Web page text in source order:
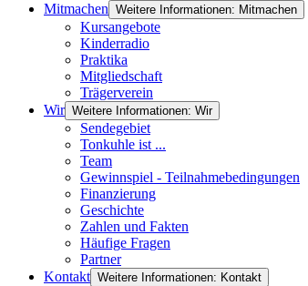
Mitmachen Weitere Informationen: Mitmachen
Kursangebote
Kinderradio
Praktika
Mitgliedschaft
Trägerverein
Wir Weitere Informationen: Wir
Sendegebiet
Tonkuhle ist ...
Team
Gewinnspiel - Teilnahmebedingungen
Finanzierung
Geschichte
Zahlen und Fakten
Häufige Fragen
Partner
Kontakt Weitere Informationen: Kontakt